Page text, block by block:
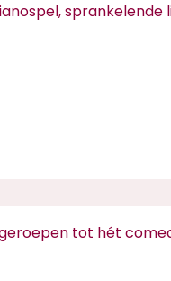
sprankelende
tot hét